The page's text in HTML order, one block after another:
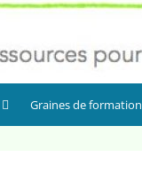
Graines de formation